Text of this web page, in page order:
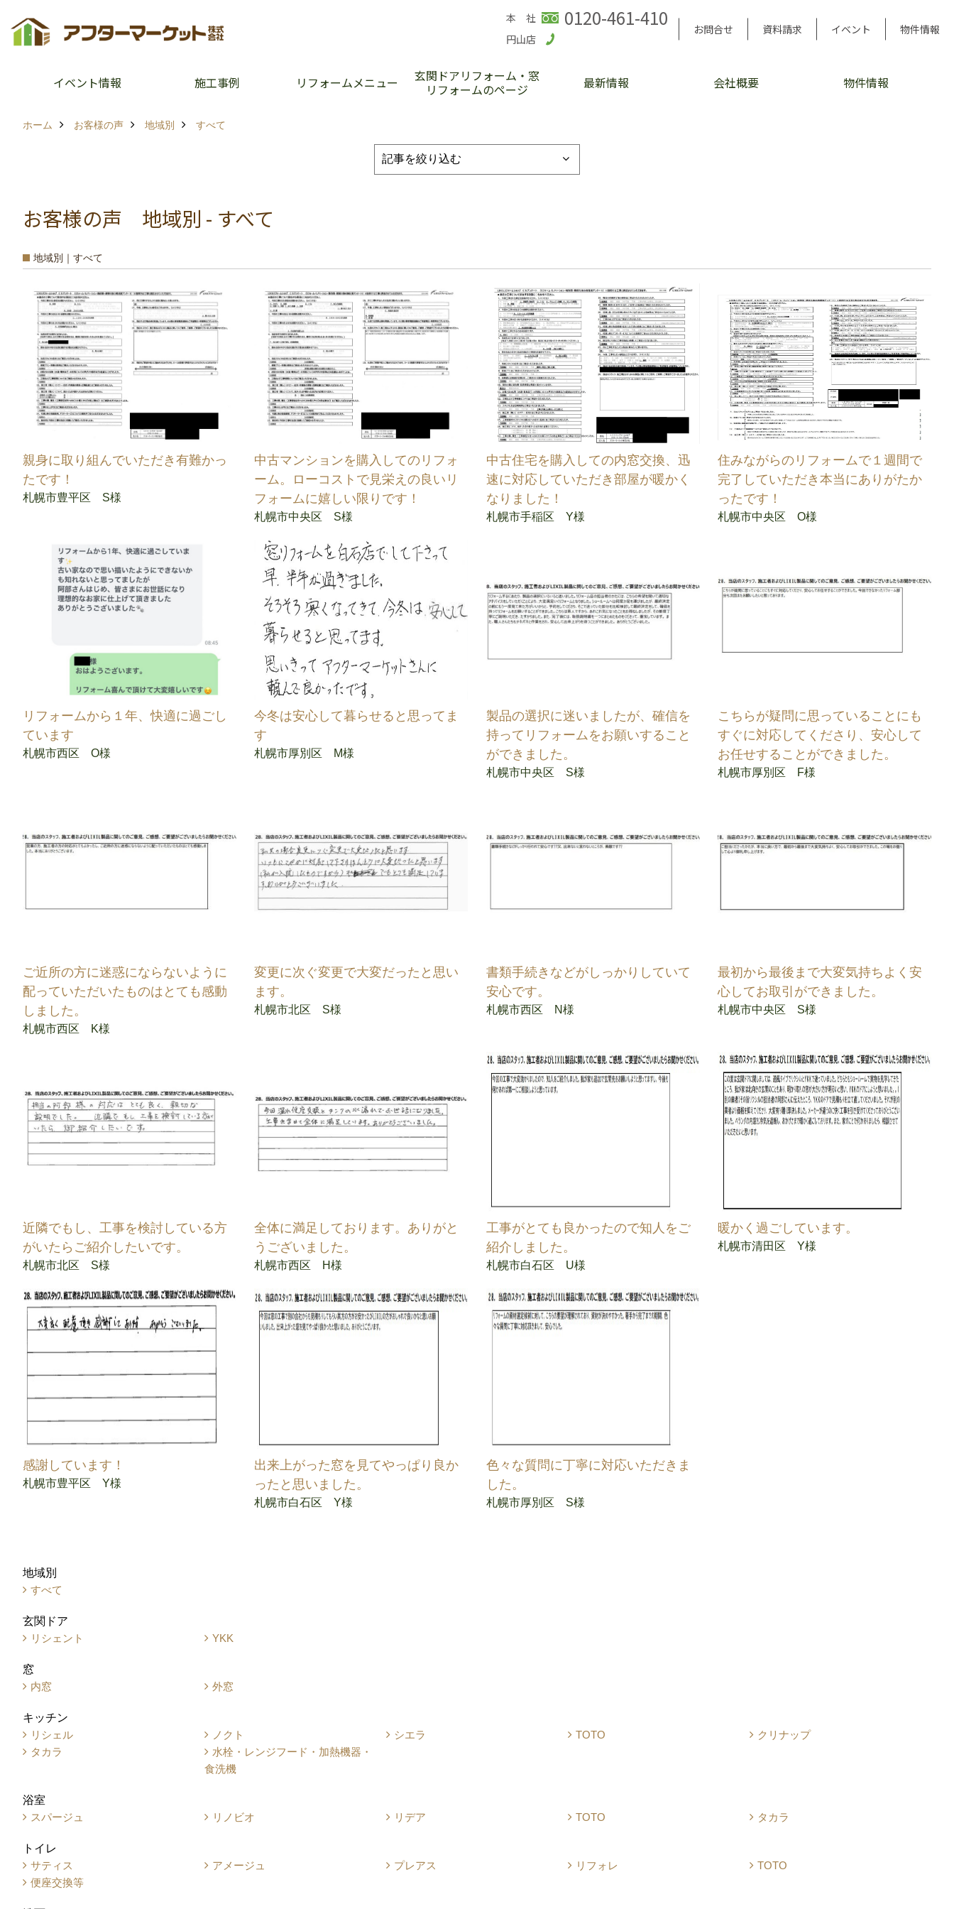
本 社 0120-461-410
円山店
お問合せ 資料請求 イベント 物件情報
イベント情報 施工事例 リフォームメニュー
玄関ドアリフォーム・窓
リフォームのページ
最新情報 会社概要 物件情報
ホーム お客様の声 地域別 すべて
お客様の声 地域別 - すべて
地域別｜すべて
親身に取り組んでいただき有難かっ
たです！
札幌市豊平区 S様
中古マンションを購入してのリフォ
ーム。ローコストで見栄えの良いリ
フォームに嬉しい限りです！
札幌市中央区 S様
中古住宅を購入しての内窓交換、迅
速に対応していただき部屋が暖かく
なりました！
札幌市手稲区 Y様
住みながらのリフォームで１週間で
完了していただき本当にありがたか
ったです！
札幌市中央区 O様
リフォームから１年、快適に過ごし
ています
札幌市西区 O様
今冬は安心して暮らせると思ってま
す
札幌市厚別区 M様
製品の選択に迷いましたが、確信を
持ってリフォームをお願いすること
ができました。
札幌市中央区 S様
こちらが疑問に思っていることにも
すぐに対応してくださり、安心して
お任せすることができました。
札幌市厚別区 F様
ご近所の方に迷惑にならないように
配っていただいたものはとても感動
しました。
札幌市西区 K様
変更に次ぐ変更で大変だったと思い
ます。
札幌市北区 S様
書類手続きなどがしっかりしていて
安心です。
札幌市西区 N様
最初から最後まで大変気持ちよく安
心してお取引ができました。
札幌市中央区 S様
近隣でもし、工事を検討している方
がいたらご紹介したいです。
札幌市北区 S様
全体に満足しております。ありがと
うございました。
札幌市西区 H様
工事がとても良かったので知人をご
紹介しました。
札幌市白石区 U様
暖かく過ごしています。
札幌市清田区 Y様
感謝しています！
札幌市豊平区 Y様
出来上がった窓を見てやっぱり良か
ったと思いました。
札幌市白石区 Y様
色々な質問に丁寧に対応いただきま
した。
札幌市厚別区 S様
地域別
すべて
玄関ドア
リシェント
YKK
窓
内窓
外窓
キッチン
リシェル
ノクト シエラ TOTO
クリナップ
タカラ
水栓・レンジフード・加熱機器・
食洗機
浴室
スパージュ
リノビオ リデア TOTO タカラ
トイレ
サティス
アメージュ プレアス リフォレ
TOTO
便座交換等